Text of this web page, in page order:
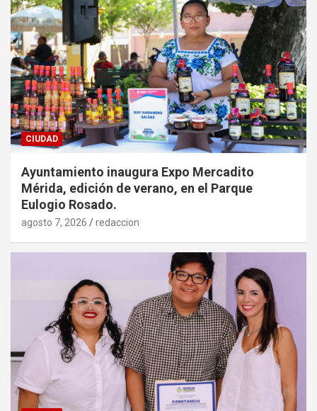
CIUDAD
Ayuntamiento inaugura Expo Mercadito
Mérida, edición de verano, en el Parque
Eulogio Rosado.
agosto 7, 2026 redaccion